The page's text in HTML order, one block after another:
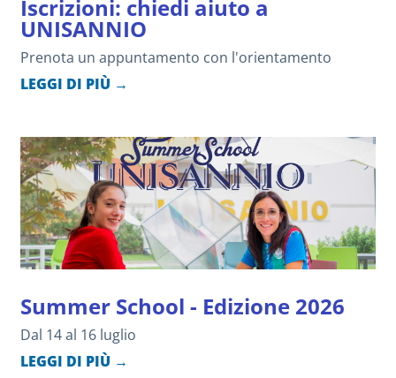
Iscrizioni: chiedi aiuto a
UNISANNIO
Prenota un appuntamento con l'orientamento
LEGGI DI PIÙ →
Summer School - Edizione 2026
Dal 14 al 16 luglio
LEGGI DI PIÙ →